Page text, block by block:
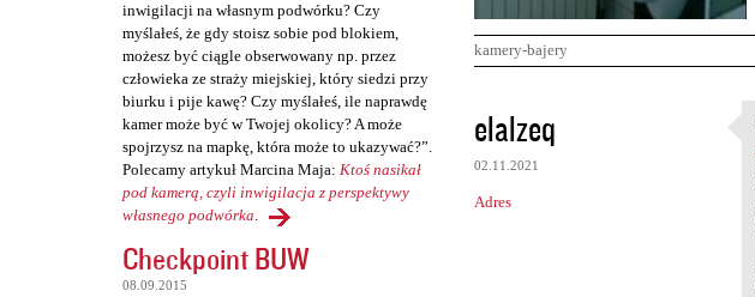
inwigilacji na własnym podwórku? Czy
myślałeś, że gdy stoisz sobie pod blokiem,
możesz być ciągle obserwowany np. przez
człowieka ze straży miejskiej, który siedzi przy
biurku i pije kawę? Czy myślałeś, ile naprawdę
kamer może być w Twojej okolicy? A może
spojrzysz na mapkę, która może to ukazywać?”.
Polecamy artykuł Marcina Maja: Ktoś nasikał
pod kamerą, czyli inwigilacja z perspektywy
własnego podwórka.
Checkpoint BUW
08.09.2015
kamery-bajery
K
o
m
e
elalzeq
02.11.2021
Adres